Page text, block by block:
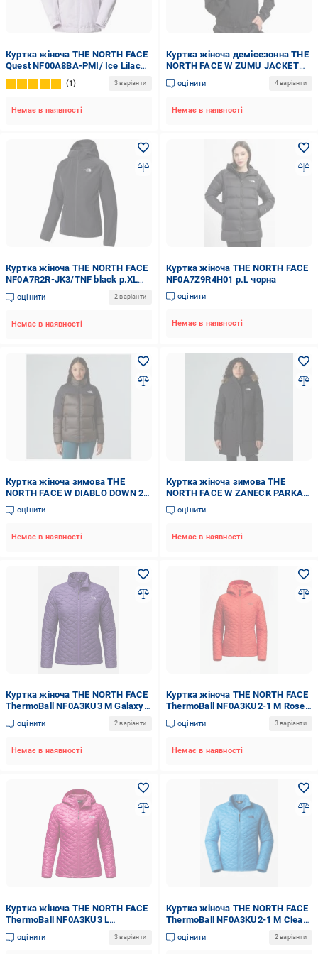
Куртка жіноча THE NORTH FACE
Quest NF00A8BA-PMI/ Ice Lilac
р.S фіолетовий
1 3 варіанти
Немає в наявності
Куртка жіноча демісезонна THE
NORTH FACE W ZUMU JACKET
NF0A87A1JK31 р.S чорна
оцінити 4 варіанти
Немає в наявності
Куртка жіноча THE NORTH FACE
NF0A7R2R-JK3/TNF black р.XL
чорний
оцінити 2 варіанти
Немає в наявності
Куртка жіноча THE NORTH FACE
NF0A7Z9R4H01 р.L чорна
оцінити
Немає в наявності
Куртка жіноча зимова THE
NORTH FACE W DIABLO DOWN 2.0
JACKET NF0A8E140BI1 р.S
оцінити
Немає в наявності
Куртка жіноча зимова THE
NORTH FACE W ZANECK PARKA
NF0A8DZNJK31 р.S
оцінити
Немає в наявності
Куртка жіноча THE NORTH FACE
ThermoBall NF0A3KU3 M Galaxy
Purple
оцінити 2 варіанти
Немає в наявності
Куртка жіноча THE NORTH FACE
ThermoBall NF0A3KU2-1 M Rose
Red
оцінити 3 варіанти
Немає в наявності
Куртка жіноча THE NORTH FACE
ThermoBall NF0A3KU3 L
Luminous Pink
оцінити 3 варіанти
Куртка жіноча THE NORTH FACE
ThermoBall NF0A3KU2-1 M Clear
Lake Blue
оцінити 2 варіанти